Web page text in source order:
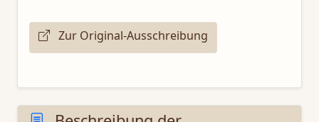
Zur Original-Ausschreibung